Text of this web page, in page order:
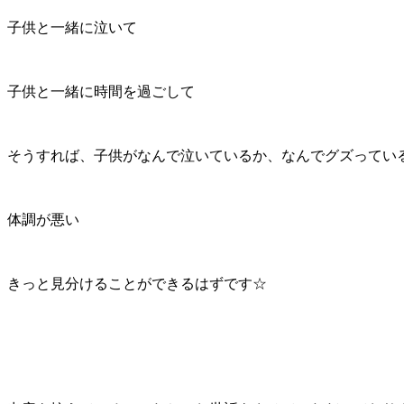
子供と一緒に泣いて
子供と一緒に時間を過ごして
そうすれば、子供がなんで泣いているか、なんでグズってい
体調が悪い
きっと見分けることができるはずです☆